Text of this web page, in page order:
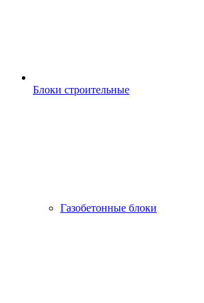
Блоки строительные
Газобетонные блоки